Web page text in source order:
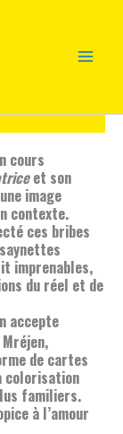
cours
et son
image
contexte.
ces bribes
imprenables,
du réel et de
accepte
,
de cartes
colorisation
familiers.
à l’amour